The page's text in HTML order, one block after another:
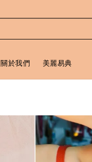
關於我們 美麗易典